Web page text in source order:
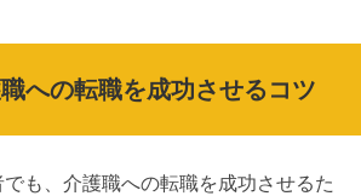
への転職を成功させるコツ
も、介護職への転職を成功させるた